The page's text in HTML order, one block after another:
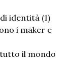
identità (1)
i maker e
tutto il mondo